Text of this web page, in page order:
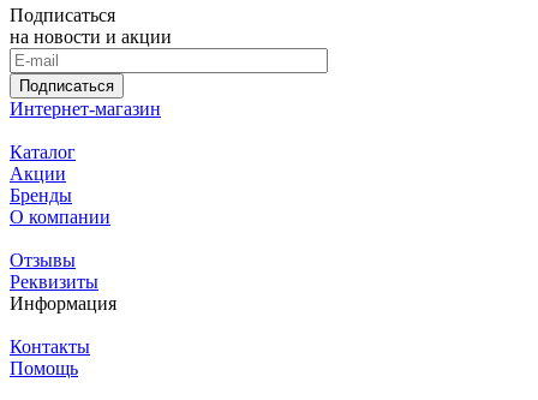
Подписаться
на новости и акции
Подписаться
Интернет-магазин
Каталог
Акции
Бренды
О компании
Отзывы
Реквизиты
Информация
Контакты
Помощь